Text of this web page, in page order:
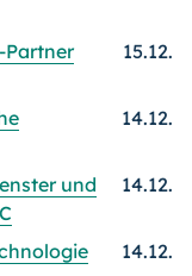
Partner
15.12.
14.12.
und
14.12.
14.12.